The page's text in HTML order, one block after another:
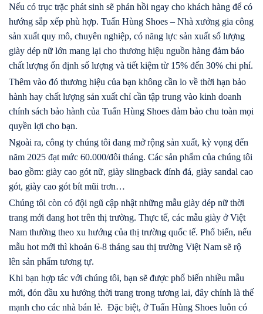
Nếu có trục trặc phát sinh sẽ phản hồi ngay cho khách hàng để có
hướng sắp xếp phù hợp. Tuấn Hùng Shoes – Nhà xưởng gia công
sản xuất quy mô, chuyên nghiệp, có năng lực sản xuất số lượng
giày dép nữ lớn mang lại cho thương hiệu nguồn hàng đảm bảo
chất lượng ổn định số lượng và tiết kiệm từ 15% đến 30% chi phí.
Thêm vào đó thương hiệu của bạn không cần lo về thời hạn bảo
hành hay chất lượng sản xuất chỉ cần tập trung vào kinh doanh
chính sách bảo hành của Tuấn Hùng Shoes đảm bảo chu toàn mọi
quyền lợi cho bạn.
Ngoài ra, công ty chúng tôi đang mở rộng sản xuất, kỳ vọng đến
năm 2025 đạt mức 60.000/đôi tháng. Các sản phẩm của chúng tôi
bao gồm: giày cao gót nữ, giày slingback đính đá, giày sandal cao
gót, giày cao gót bít mũi trơn…
Chúng tôi còn có đội ngũ cập nhật những mẫu giày dép nữ thời
trang mới đang hot trên thị trường. Thực tế, các mẫu giày ở Việt
Nam thường theo xu hướng của thị trường quốc tế. Phổ biến, nếu
mẫu hot mới thì khoản 6-8 tháng sau thị trường Việt Nam sẽ rộ
lên sản phẩm tương tự.
Khi bạn hợp tác với chúng tôi, bạn sẽ được phổ biến nhiều mẫu
mới, đón đầu xu hướng thời trang trong tương lai, đây chính là thế
mạnh cho các nhà bán lẻ. Đặc biệt, ở Tuấn Hùng Shoes luôn có